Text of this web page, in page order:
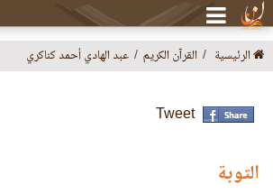
الرئيسية القرآن الكريم عبد الهادي أحمد كناكري
Tweet
التوبة